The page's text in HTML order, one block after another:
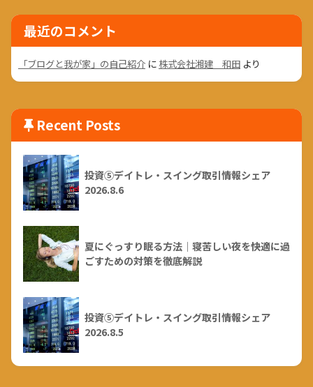
最近のコメント
「ブログと我が家」の自己紹介 に 株式会社湘建 和田 より
Recent Posts
投資⑤デイトレ・スイング取引情報シェア
2026.8.6
夏にぐっすり眠る方法｜寝苦しい夜を快適に過
ごすための対策を徹底解説
投資⑤デイトレ・スイング取引情報シェア
2026.8.5